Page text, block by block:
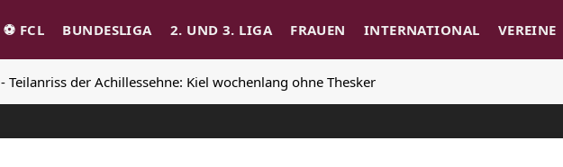
⚽️ FCL BUNDESLIGA 2. UND 3. LIGA FRAUEN INTERNATIONAL VEREINE
- Teilanriss der Achillessehne: Kiel wochenlang ohne Thesker